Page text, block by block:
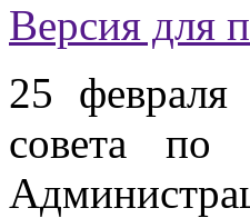
Версия для
25 февраля
совета по